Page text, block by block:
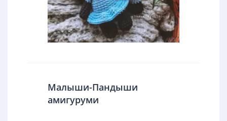
Малыши-Пандыши
амигуруми